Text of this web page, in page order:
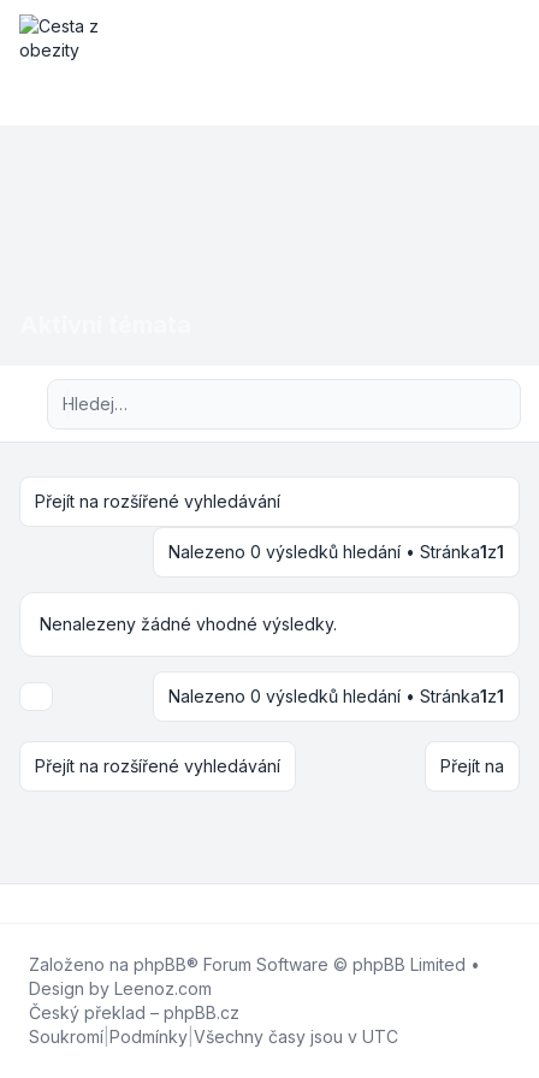
Pokročilé hledání
Přejít na rozšířené vyhledávání
Nalezeno 0 výsledků hledání • Stránka1z1
Nenalezeny žádné vhodné výsledky.
Možnosti zobrazení a seřazeníNalezeno 0 výsledků hledání • Stránka1z1
Přejít na rozšířené vyhledávání Přejít na
Založeno na phpBB® Forum Software © phpBB Limited •
Design by Leenoz.com
Český překlad – phpBB.cz
Soukromí Podmínky Všechny časy jsou v UTC